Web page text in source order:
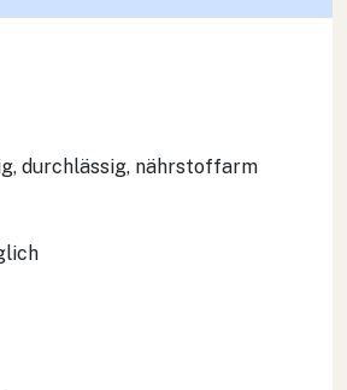
durchlässig, nährstoffarm